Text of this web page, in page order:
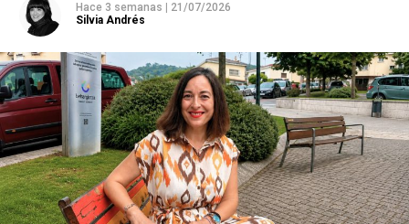
Hace 3 semanas
21/07/2026
Silvia Andrés